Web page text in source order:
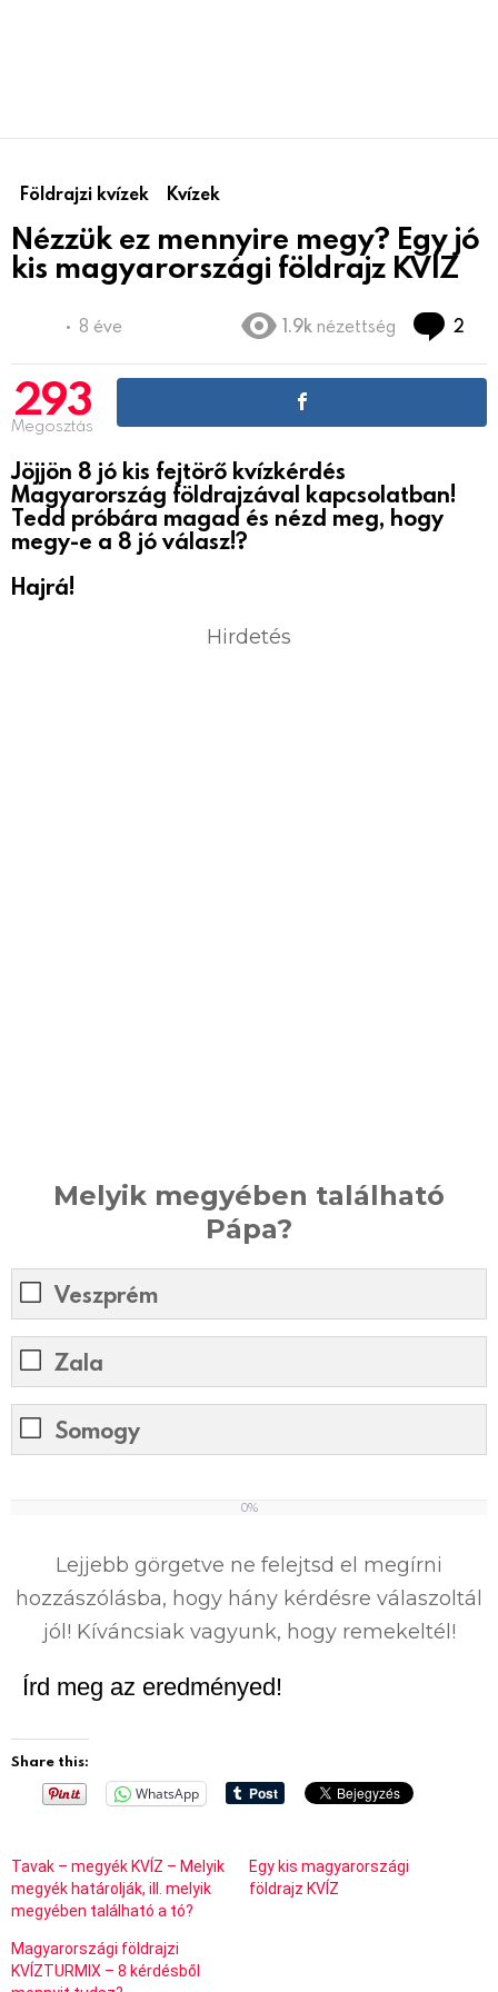
Földrajzi kvízek Kvízek
Nézzük ez mennyire megy? Egy jó
kis magyarországi földrajz KVÍZ
8 éve 1.9k nézettség 2
293
Megosztás
Jöjjön 8 jó kis fejtörő kvízkérdés
Magyarország földrajzával kapcsolatban!
Tedd próbára magad és nézd meg, hogy
megy-e a 8 jó válasz!?
Hajrá!
Hirdetés
Melyik megyében található
Pápa?
Veszprém
Zala
Somogy
0%
Lejjebb görgetve ne felejtsd el megírni
hozzászólásba, hogy hány kérdésre válaszoltál
jól! Kíváncsiak vagyunk, hogy remekeltél!
Írd meg az eredményed!
Share this:
WhatsApp
Tavak – megyék KVÍZ – Melyik
megyék határolják, ill. melyik
megyében található a tó?
Egy kis magyarországi
földrajz KVÍZ
Magyarországi földrajzi
KVÍZTURMIX – 8 kérdésből